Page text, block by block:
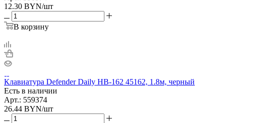
12.30 BYN/шт
В корзину
Клавиатура Defender Daily HB-162 45162, 1.8м, черный
Есть в наличии
Арт.: 559374
26.44 BYN/шт